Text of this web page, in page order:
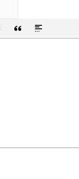
СПИСОК
СМАЙЛИК
СКРЫТОГО
ВСТАВКА ЦИТАТЫ
ВСТАВКА